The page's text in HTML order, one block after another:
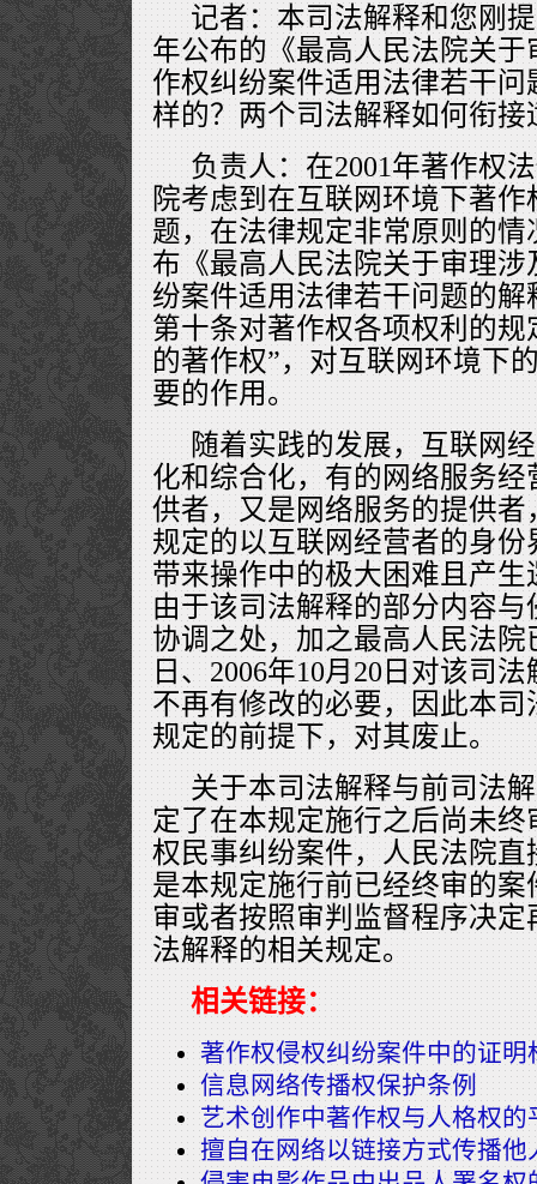
记者：本司法解释和您刚
年公布的《最高人民法院关
作权纠纷案件适用法律若干
样的？两个司法解释如何衔接
负责人：在2001年著作权
院考虑到在互联网环境下著
题，在法律规定非常原则的情
布《最高人民法院关于审理
纷案件适用法律若干问题的解
第十条对著作权各项权利的
的著作权”，对互联网环境下
要的作用。
随着实践的发展，互联网
化和综合化，有的网络服务
供者，又是网络服务的提供
规定的以互联网经营者的身
带来操作中的极大困难且产
由于该司法解释的部分内容
协调之处，加之最高人民法院
日、2006年10月20日对该司
不再有修改的必要，因此本
规定的前提下，对其废止。
关于本司法解释与前司法
定了在本规定施行之后尚未
权民事纠纷案件，人民法院
是本规定施行前已经终审的
审或者按照审判监督程序决
法解释的相关规定。
相关链接：
著作权侵权纠纷案件中的证明
信息网络传播权保护条例
艺术创作中著作权与人格权的
擅自在网络以链接方式传播他